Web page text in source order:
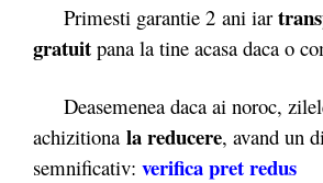
Primesti garantie 2 ani iar
gratuit pana la tine acasa daca o
Deasemenea daca ai noroc,
achizitiona la reducere, avand un
semnificativ: verifica pret redus